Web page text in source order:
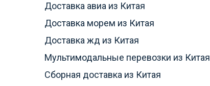
Доставка авиа из Китая
Доставка морем из Китая
Доставка жд из Китая
Мультимодальные перевозки из Китая
Сборная доставка из Китая